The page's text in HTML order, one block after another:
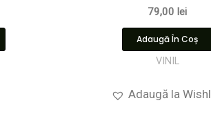
79,00 lei
Adaugă În Coș
VINIL
Adaugă la